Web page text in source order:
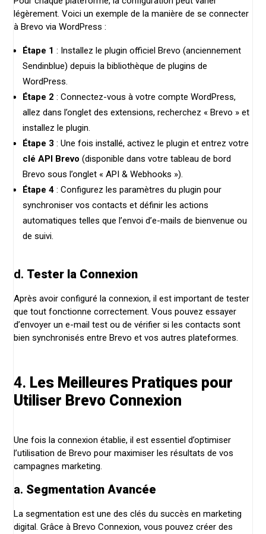
légèrement. Voici un exemple de la manière de se connecter
à Brevo via WordPress :
Étape 1 : Installez le plugin officiel Brevo (anciennement
Sendinblue) depuis la bibliothèque de plugins de
WordPress.
Étape 2 : Connectez-vous à votre compte WordPress,
allez dans l’onglet des extensions, recherchez « Brevo » et
installez le plugin.
Étape 3 : Une fois installé, activez le plugin et entrez votre
clé API Brevo (disponible dans votre tableau de bord
Brevo sous l’onglet « API & Webhooks »).
Étape 4 : Configurez les paramètres du plugin pour
synchroniser vos contacts et définir les actions
automatiques telles que l’envoi d’e-mails de bienvenue ou
de suivi.
d. Tester la Connexion
Après avoir configuré la connexion, il est important de tester
que tout fonctionne correctement. Vous pouvez essayer
d’envoyer un e-mail test ou de vérifier si les contacts sont
bien synchronisés entre Brevo et vos autres plateformes.
4. Les Meilleures Pratiques pour
Utiliser Brevo Connexion
Une fois la connexion établie, il est essentiel d’optimiser
l’utilisation de Brevo pour maximiser les résultats de vos
campagnes marketing.
a. Segmentation Avancée
La segmentation est une des clés du succès en marketing
digital. Grâce à Brevo Connexion, vous pouvez créer des